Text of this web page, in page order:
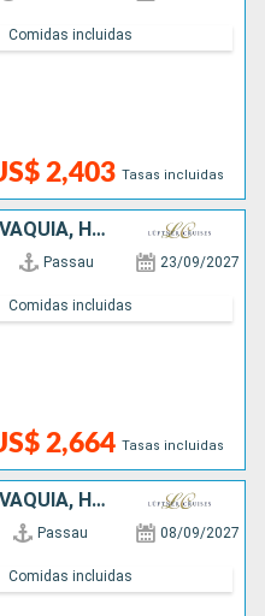
2,403 Tasas incluidas
Comidas incluidas
ALEMANIA, AUSTRIA, ESLOVAQUIA, HUNGRÍA
Passau 23/09/2027
2,664 Tasas incluidas
Comidas incluidas
ALEMANIA, AUSTRIA, ESLOVAQUIA, HUNGRÍA
Passau 08/09/2027
Comidas incluidas